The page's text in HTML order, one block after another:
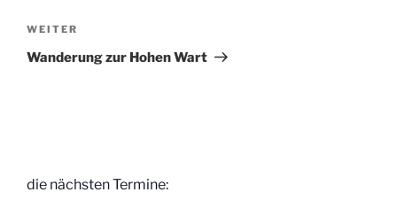
Nächster
Beitrag
WEITER
Wanderung zur Hohen Wart
die nächsten Termine: